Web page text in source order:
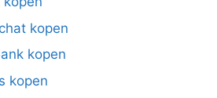
kopen
kopen
kopen